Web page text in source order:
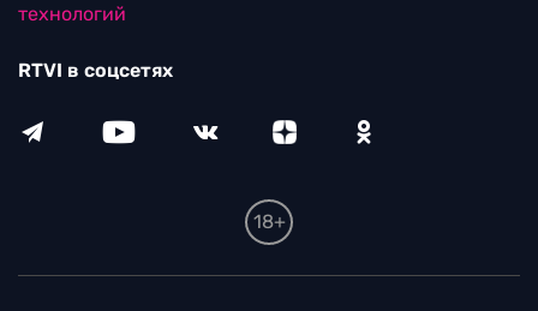
технологий
RTVI в соцсетях
18+